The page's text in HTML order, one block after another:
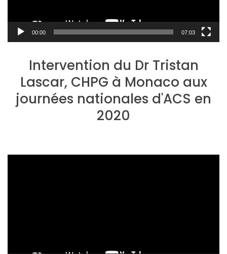
00:00 07:03
Intervention du Dr Tristan
Lascar, CHPG à Monaco aux
journées nationales d'ACS en
2020